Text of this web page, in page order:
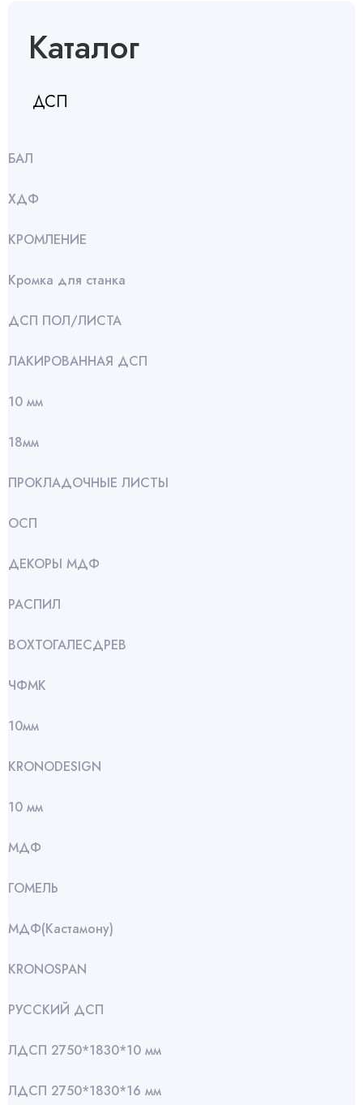
Каталог
ДСП
БАЛ
ХДФ
КРОМЛЕНИЕ
Кромка для станка
ДСП ПОЛ/ЛИСТА
ЛАКИРОВАННАЯ ДСП
10 мм
18мм
ПРОКЛАДОЧНЫЕ ЛИСТЫ
ОСП
ДЕКОРЫ МДФ
РАСПИЛ
ВОХТОГАЛЕСДРЕВ
ЧФМК
10мм
KRONODESIGN
10 мм
МДФ
ГОМЕЛЬ
МДФ(Кастамону)
KRONOSPAN
РУССКИЙ ДСП
ЛДСП 2750*1830*10 мм
ЛДСП 2750*1830*16 мм